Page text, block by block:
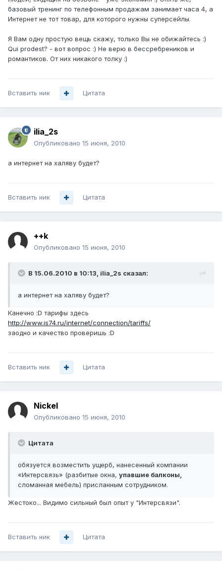
базовый тренинг по телефонным продажам занимает часа 4, а
Интернет не тот товар, для которого нужны суперсейлы.
Я Вам одну простую вещь скажу, только Вы не обижайтесь :)
Qui prodest? - вот вопрос :) Не верю в бессребреников и
романтиков. От них никакого толку :)
Вставить ник Цитата
ilia_2s
Опубликовано 15 июня, 2010
а интернет на халяву будет?
Вставить ник Цитата
++k
Опубликовано 15 июня, 2010
В 15.06.2010 в 10:13, ilia_2s сказал:
а интернет на халяву будет?
Канечно :D тарифы здесь
http://www.is74.ru/internet/connection/tariffs/
заодно и качество проверишь :D
Вставить ник Цитата
Nickel
Опубликовано 15 июня, 2010
Цитата
обязуется возместить ущерб, нанесенный компании
«Интерсвязь» (разбитые окна, упавшие балконы,
сломанная мебель) присланным сотрудником.
Жестоко... Видимо сильный был опыт у "Интерсвязи".
Вставить ник Цитата